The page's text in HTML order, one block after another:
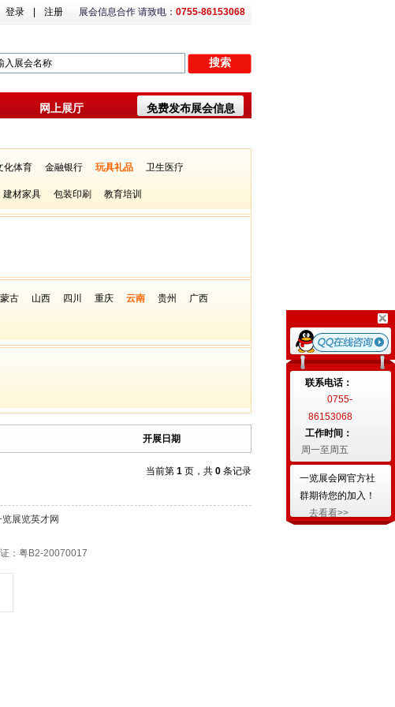
展会信息合作 请致电： 0755-86153068
登录 注册
免费发布展会信息
网上展厅
化体育 金融银行 玩具礼品 卫生医疗
建材家具 包装印刷 教育培训
古 山西 四川 重庆 云南 贵州 广西
开展日期
联系电话：
0755-
86153068
工作时间：
周一至周五
一览展会网官方社
群期待您的加入！
去看看>>
当前第 1 页，共 0 条记录
览展览英才网
：粤B2-20070017